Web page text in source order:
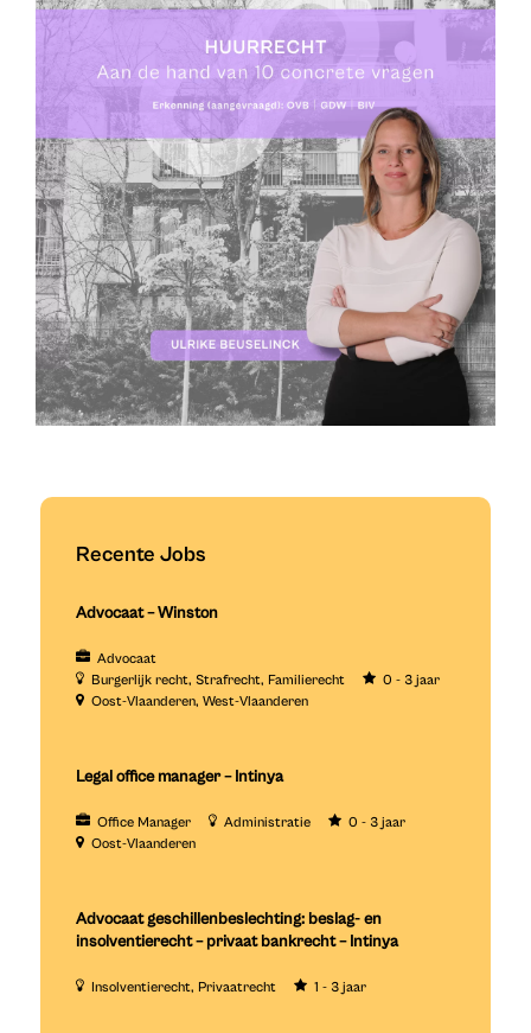
Recente Jobs
Advocaat – Winston
Advocaat
Burgerlijk recht Strafrecht Familierecht
0 - 3 jaar
Oost-Vlaanderen West-Vlaanderen
Legal office manager – Intinya
Office Manager Administratie
0 - 3 jaar
Oost-Vlaanderen
Advocaat geschillenbeslechting: beslag- en
insolventierecht – privaat bankrecht – Intinya
Insolventierecht Privaatrecht 1 - 3 jaar